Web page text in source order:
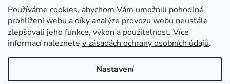
Používáme cookies, abychom Vám umožnili pohodlné
prohlížení webu a díky analýze provozu webu neustále
zlepšovali jeho funkce, výkon a použitelnost. Více
informací naleznete v zásadách ochrany osobních údajů.
Nastavení
Facebook